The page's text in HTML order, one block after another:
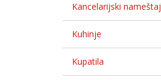
Kancelarijski nameštaj
Kuhinje
Kupatila